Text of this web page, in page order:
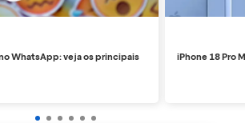
WhatsApp: veja os principais iPhone 18 Pro